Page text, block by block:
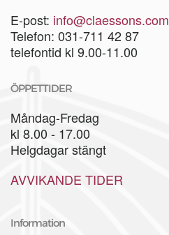
E-post: info@claessons.com
Telefon: 031-711 42 87
telefontid kl 9.00-11.00
ÖPPETTIDER
Måndag-Fredag
kl 8.00 - 17.00
Helgdagar stängt
AVVIKANDE TIDER
Information